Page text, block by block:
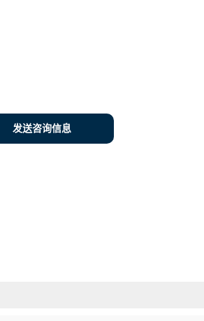
发送咨询信息